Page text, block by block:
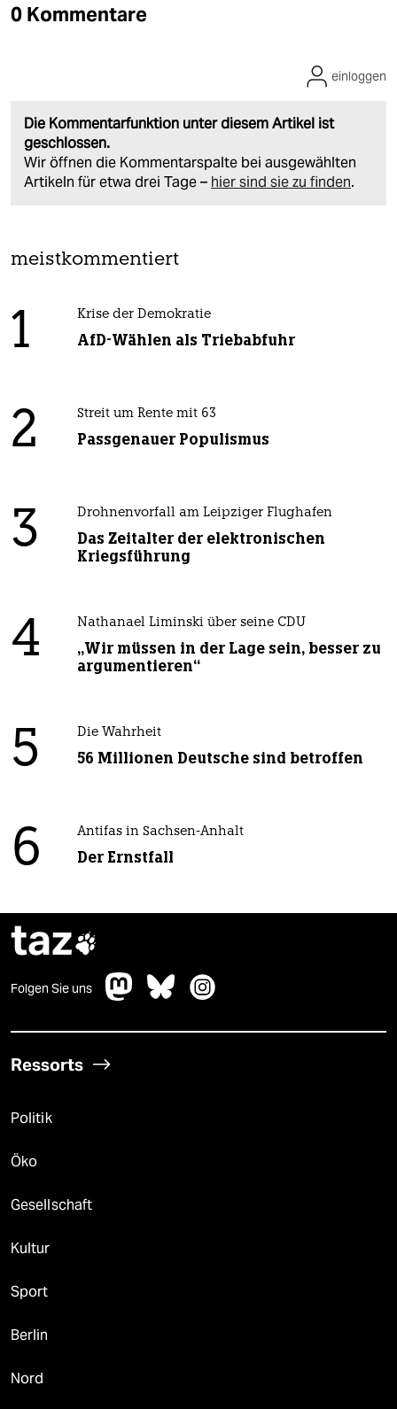
0 Kommentare
Die Kommentarfunktion unter diesem Artikel ist
geschlossen.
Wir öffnen die Kommentarspalte bei ausgewählten
Artikeln für etwa drei Tage – hier sind sie zu finden.
einloggen
meistkommentiert
1 Krise der Demokratie
AfD-Wählen als Triebabfuhr
2 Streit um Rente mit 63
Passgenauer Populismus
3 Drohnenvorfall am Leipziger Flughafen
Das Zeitalter der elektronischen
Kriegsführung
4 Nathanael Liminski über seine CDU
„Wir müssen in der Lage sein, besser zu
argumentieren“
5 Die Wahrheit
56 Millionen Deutsche sind betroffen
6 Antifas in Sachsen-Anhalt
Der Ernstfall
taz
Folgen Sie uns
Ressorts
Politik
Öko
Gesellschaft
Kultur
Sport
Berlin
Nord